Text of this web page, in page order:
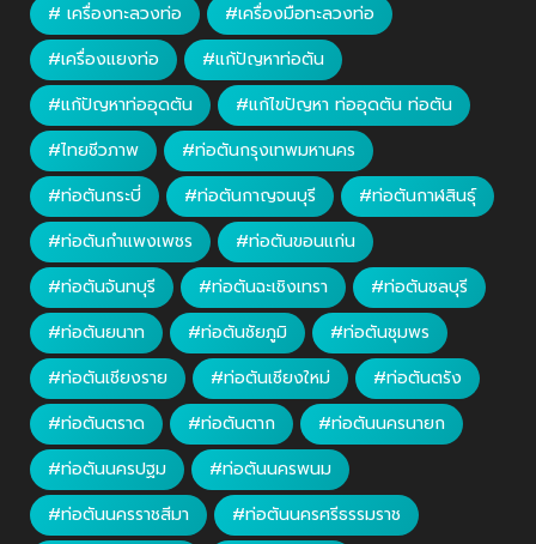
# เครื่องทะลวงท่อ
#เครื่องมือทะลวงท่อ
#เครื่องแยงท่อ
#แก้ปัญหาท่อตัน
#แก้ปัญหาท่ออุดตัน
#แก้ไขปัญหา ท่ออุดตัน ท่อตัน
#ไทยชีวภาพ
#ท่อตันกรุงเทพมหานคร
#ท่อตันกระบี่
#ท่อตันกาญจนบุรี
#ท่อตันกาฬสินธุ์
#ท่อตันกำแพงเพชร
#ท่อตันขอนแก่น
#ท่อตันจันทบุรี
#ท่อตันฉะเชิงเทรา
#ท่อตันชลบุรี
#ท่อตันยนาท
#ท่อตันชัยภูมิ
#ท่อตันชุมพร
#ท่อตันเชียงราย
#ท่อตันเชียงใหม่
#ท่อตันตรัง
#ท่อตันตราด
#ท่อตันตาก
#ท่อตันนครนายก
#ท่อตันนครปฐม
#ท่อตันนครพนม
#ท่อตันนครราชสีมา
#ท่อตันนครศรีธรรมราช